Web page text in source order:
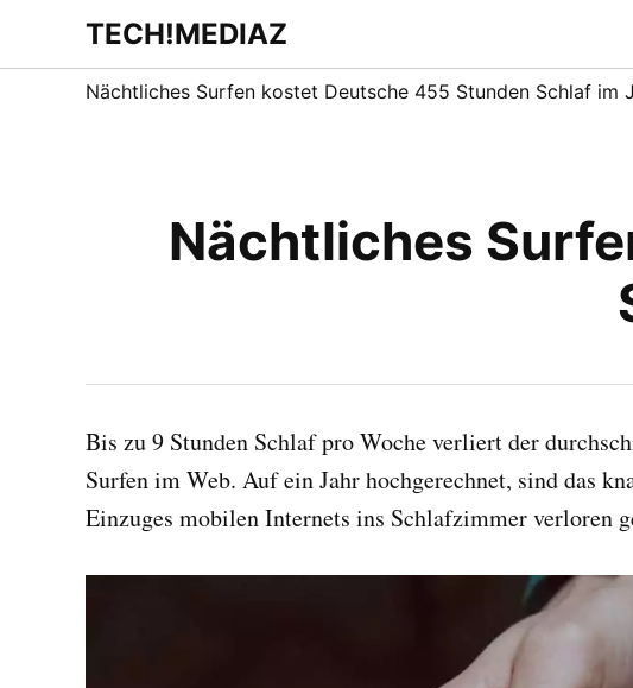
TECH!MEDIAZ
Dein Internet &
Technologie
Blog
Nächtliches Surfen kostet Deutsche 455 Stunden Schlaf im
Nächtliches
Bis zu 9 Stunden Schlaf pro Woche verliert der
Surfen im Web. Auf ein Jahr hochgerechnet, sind das
Einzuges mobilen Internets ins Schlafzimmer verloren